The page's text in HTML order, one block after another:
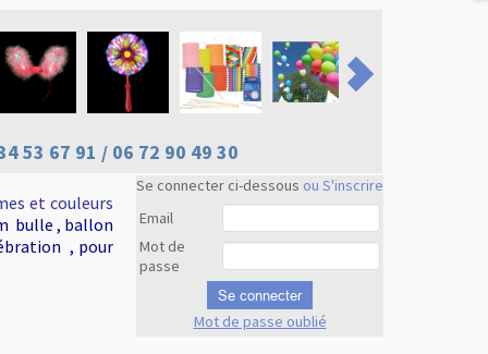
53 67 91 / 06 72 90 49 30
Se connecter ci-dessous ou S'inscrire
Email
Mot de
passe
Se connecter
Mot de passe oublié
et couleurs
bulle , ballon
, pour